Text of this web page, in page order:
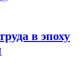
в эпоху